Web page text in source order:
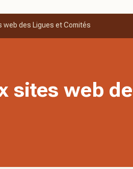
web des Ligues et Comités
sites web